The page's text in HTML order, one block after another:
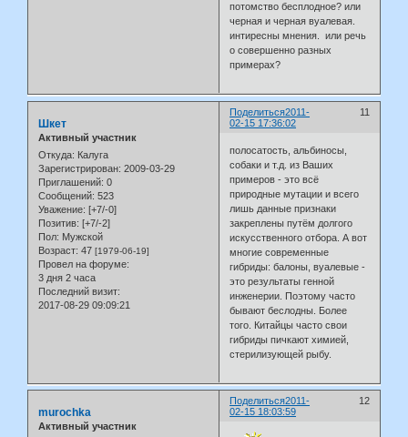
потомство бесплодное? или
черная и черная вуалевая.
интиресны мнения. или речь
о совершенно разных
примерах?
Поделиться 11
2011-
02-15 17:36:02
Шкет
Активный участник
Откуда: Калуга
Зарегистрирован: 2009-03-29
Приглашений: 0
Сообщений: 523
Уважение: [+7/-0]
Позитив: [+7/-2]
Пол: Мужской
Возраст: 47 [1979-06-19]
Провел на форуме:
3 дня 2 часа
Последний визит:
2017-08-29 09:09:21
полосатость, альбиносы,
собаки и т.д. из Ваших
примеров - это всё
природные мутации и всего
лишь данные признаки
закреплены путём долгого
искусственного отбора. А вот
многие современные
гибриды: балоны, вуалевые -
это результаты генной
инженерии. Поэтому часто
бывают беслодны. Более
того. Китайцы часто свои
гибриды пичкают химией,
стерилизующей рыбу.
Поделиться 12
2011-
02-15 18:03:59
murochka
Активный участник